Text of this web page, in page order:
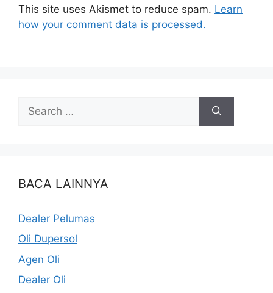
This site uses Akismet to reduce spam. Learn
how your comment data is processed.
BACA LAINNYA
Dealer Pelumas
Oli Dupersol
Agen Oli
Dealer Oli